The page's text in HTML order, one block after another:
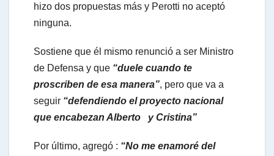
hizo dos propuestas más y Perotti no aceptó
ninguna.
Sostiene que él mismo renunció a ser Ministro
de Defensa y que “duele cuando te
proscriben de esa manera”, pero que va a
seguir “defendiendo el proyecto nacional
que encabezan Alberto y Cristina”
Por último, agregó : “No me enamoré del